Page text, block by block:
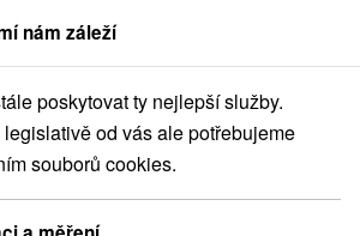
Pohronie
nám záleží
poskytovat ty nejlepší služby.
od vás ale potřebujeme
souborů cookies.